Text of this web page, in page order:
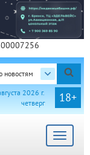
новостям
18+
2026 г.
четверг
Toggle